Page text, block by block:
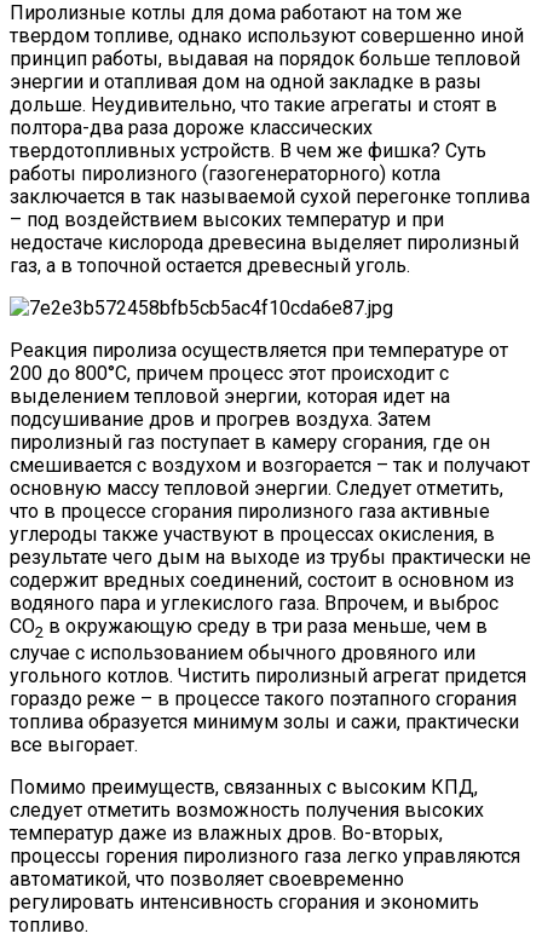
Пиролизные котлы для дома работают на том же
твердом топливе, однако используют совершенно иной
принцип работы, выдавая на порядок больше тепловой
энергии и отапливая дом на одной закладке в разы
дольше. Неудивительно, что такие агрегаты и стоят в
полтора-два раза дороже классических
твердотопливных устройств. В чем же фишка? Суть
работы пиролизного (газогенераторного) котла
заключается в так называемой сухой перегонке топлива
– под воздействием высоких температур и при
недостаче кислорода древесина выделяет пиролизный
газ, а в топочной остается древесный уголь.
Реакция пиролиза осуществляется при температуре от
200 до 800°С, причем процесс этот происходит с
выделением тепловой энергии, которая идет на
подсушивание дров и прогрев воздуха. Затем
пиролизный газ поступает в камеру сгорания, где он
смешивается с воздухом и возгорается – так и получают
основную массу тепловой энергии. Следует отметить,
что в процессе сгорания пиролизного газа активные
углероды также участвуют в процессах окисления, в
результате чего дым на выходе из трубы практически не
содержит вредных соединений, состоит в основном из
водяного пара и углекислого газа. Впрочем, и выброс
СО2 в окружающую среду в три раза меньше, чем в
случае с использованием обычного дровяного или
угольного котлов. Чистить пиролизный агрегат придется
гораздо реже – в процессе такого поэтапного сгорания
топлива образуется минимум золы и сажи, практически
все выгорает.
Помимо преимуществ, связанных с высоким КПД,
следует отметить возможность получения высоких
температур даже из влажных дров. Во-вторых,
процессы горения пиролизного газа легко управляются
автоматикой, что позволяет своевременно
регулировать интенсивность сгорания и экономить
топливо.